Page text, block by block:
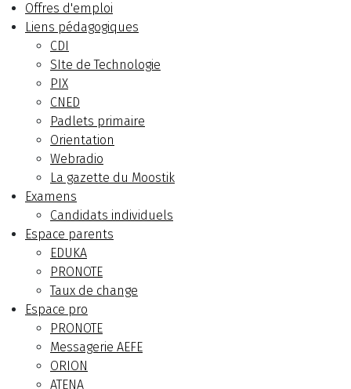
Offres d'emploi
Liens pédagogiques
CDI
SIte de Technologie
PIX
CNED
Padlets primaire
Orientation
Webradio
La gazette du Moostik
Examens
Candidats individuels
Espace parents
EDUKA
PRONOTE
Taux de change
Espace pro
PRONOTE
Messagerie AEFE
ORION
ATENA